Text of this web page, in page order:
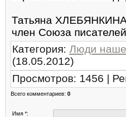
Татьяна
член Союза
Категория: Люди
(18.05.2012)
Просмотров: 1456 |
Всего комментариев: 0
Имя *: